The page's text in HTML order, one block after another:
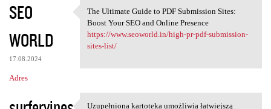
SEO
WORLD
17.08.2024
Adres
The Ultimate Guide to PDF
The Ultimate Guide to PDF Submission Sites:
Boost Your SEO and Online Presence
https://www.seoworld.in/high-pr-pdf-submission-
sites-list/
Uzupełniona kartoteka umożliwia łatwiejszą